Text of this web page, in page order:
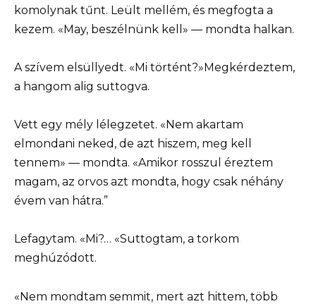
komolynak tűnt. Leült mellém, és megfogta a
kezem. «May, beszélnünk kell» — mondta halkan.
A szívem elsüllyedt. «Mi történt?»Megkérdeztem,
a hangom alig suttogva.
Vett egy mély lélegzetet. «Nem akartam
elmondani neked, de azt hiszem, meg kell
tennem» — mondta. «Amikor rosszul éreztem
magam, az orvos azt mondta, hogy csak néhány
évem van hátra.”
Lefagytam. «Mi?… «Suttogtam, a torkom
meghúzódott.
«Nem mondtam semmit, mert azt hittem, több